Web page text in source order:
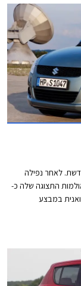
לאחר נפילה
להוציא מאולמות התצוגה שלה כ-
במבצע